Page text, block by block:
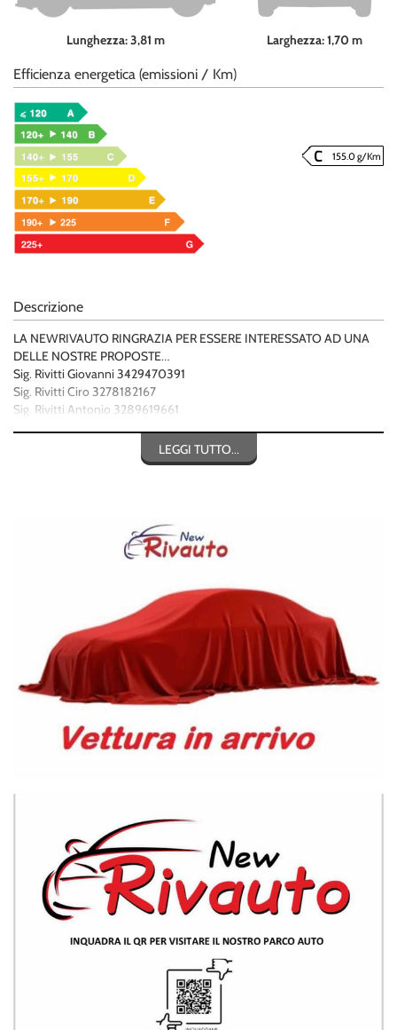
Lunghezza: 3,81 m Larghezza: 1,70 m
Efficienza energetica (emissioni / Km)
155.0 g/Km
Descrizione
LA NEWRIVAUTO RINGRAZIA PER ESSERE INTERESSATO AD UNA
DELLE NOSTRE PROPOSTE…
Sig. Rivitti Giovanni 3429470391
Sig. Rivitti Ciro 3278182167
Sig. Rivitti Antonio 3289619661
VETTURA UNIPROPRIETARIO
TEMPO REALE SULLE NOSTRE OFFERTE COMMERCIALI!!!
VISITA IL NOSTRO SITO TROVERAI UNA VASTA GAMMA DI VETTURE
USATE ,VETTURE NUOVE & SEMINUOVE & KM0, E PRODOTTI
COMMERCIALI
LE NOSTRE SEDI
- VOLLA (NA) Via Giacomo Leopardi, 38 Tel: +39 081/0126351
- BAIANO (AV) Via Malta , 142 Tel: +39/0818244781
- FINANZIAMENTI IN SEDE A TASSO AGEVOLATO CON ANTICIPO
- VALUTAZIONE E RITIRO DEL VOSTRO USATO
- POSSIBILITA' DI CONSEGNA A DOMICILIO IN TUTTA ITALIA
- PACCHETTI ASSICURATIVI FURTO INCENDIO & RAPINA
- INSTALLAZIONE DI ANTIFURTI / BLOCK SHAFT
PER ULTERIORI INFORMAZIONI NON ESITARE A CONTATTARCI,
UNO DEI NOSTRI RESPONSABILI SARA' A TUA DISPOSIZIONE PER
!!AL FINE DI GARANTIRVI UN MIGLIOR SERVIZIO E'PREFERIBILE
FISSARE UN APPUNTAMENTO CON UN NOSTRO VENDITORE !!
LEGGI TUTTO...